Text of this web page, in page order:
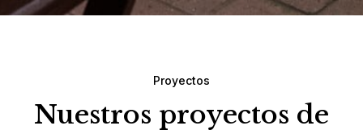
Proyectos
Nuestros proyectos de